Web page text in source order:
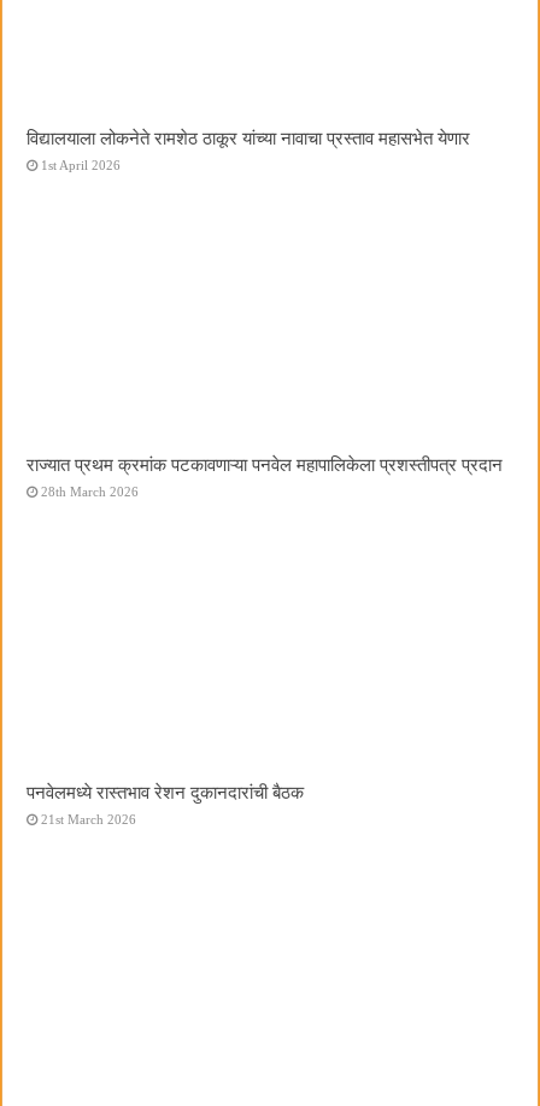
विद्यालयाला लोकनेते रामशेठ ठाकूर यांच्या नावाचा प्रस्ताव महासभेत येणार
1st April 2026
राज्यात प्रथम क्रमांक पटकावणाऱ्या पनवेल महापालिकेला प्रशस्तीपत्र प्रदान
28th March 2026
पनवेलमध्ये रास्तभाव रेशन दुकानदारांची बैठक
21st March 2026